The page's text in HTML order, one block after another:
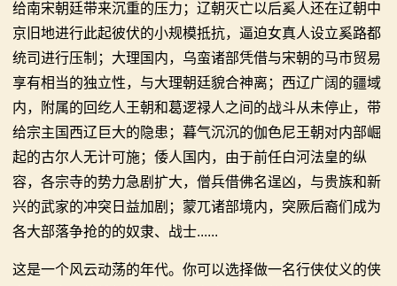
给南宋朝廷带来沉重的压力；辽朝灭亡以后奚人还在辽朝中
京旧地进行此起彼伏的小规模抵抗，逼迫女真人设立奚路都
统司进行压制；大理国内，乌蛮诸部凭借与宋朝的马市贸易
享有相当的独立性，与大理朝廷貌合神离；西辽广阔的疆域
内，附属的回纥人王朝和葛逻禄人之间的战斗从未停止，带
给宗主国西辽巨大的隐患；暮气沉沉的伽色尼王朝对内部崛
起的古尔人无计可施；倭人国内，由于前任白河法皇的纵
容，各宗寺的势力急剧扩大，僧兵借佛名逞凶，与贵族和新
兴的武家的冲突日益加剧；蒙兀诸部境内，突厥后裔们成为
各大部落争抢的的奴隶、战士......
这是一个风云动荡的年代。你可以选择做一名行侠仗义的侠